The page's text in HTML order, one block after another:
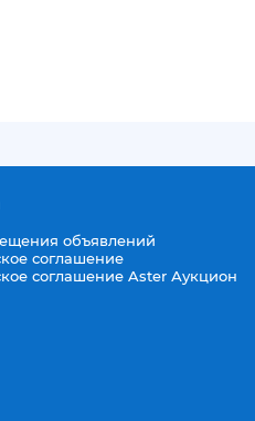
объявлений
соглашение
соглашение Aster Аукцион